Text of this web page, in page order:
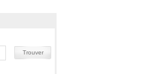
Trouver